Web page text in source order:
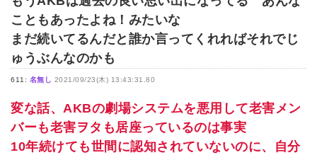
こともあったよね！みたいな
まだ続いてるんだと誰か言ってくれればそれでじ
ゅうぶんなのかも
611: 名無し 2021/09/23(木) 13:43:31.80
変な話、AKBの劇場システムを悪用して老害メン
バーも老害ヲタも居座っているのは事実
10年続けても世間に認知されていないのに、自分